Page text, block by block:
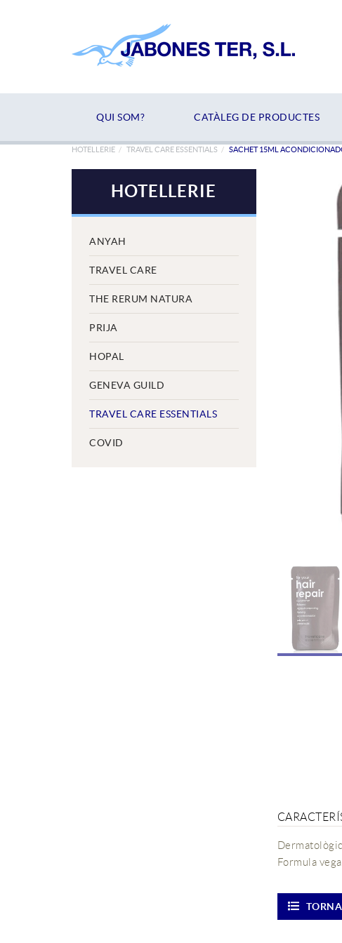
QUI SOM? CATÀLEG DE PRODUCTES
HOTELLERIE TRAVEL CARE ESSENTIALS SACHET 15ML
HOTELLERIE
ANYAH
TRAVEL CARE
THE RERUM NATURA
PRIJA
HOPAL
GENEVA GUILD
TRAVEL CARE ESSENTIALS
COVID
Formula